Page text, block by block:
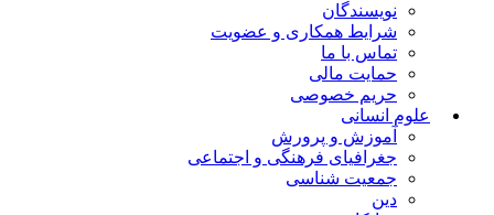
نویسندگان
شرایط همکاری و عضویت
تماس با ما
حمایت مالی
حریم خصوصی
علوم انسانی
آموزش و پرورش
جغرافیای فرهنگی و اجتماعی
جمعیت شناسی
دین